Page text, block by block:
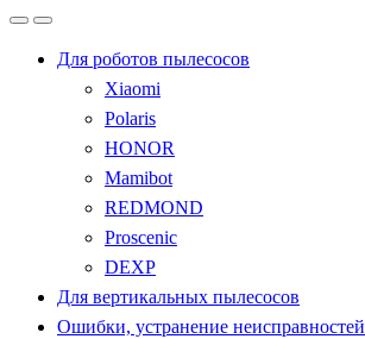
Для роботов пылесосов
Xiaomi
Polaris
HONOR
Mamibot
REDMOND
Proscenic
DEXP
Для вертикальных пылесосов
Ошибки, устранение неисправностей